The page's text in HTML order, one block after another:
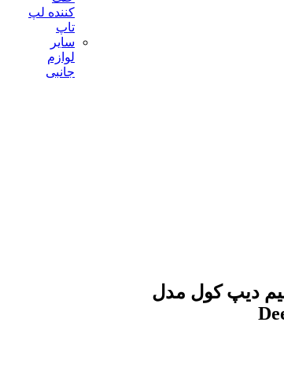
کننده لپ
تاپ
سایر
لوازم
جانبی
دیپ کول مدل